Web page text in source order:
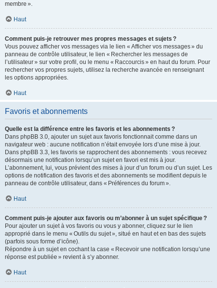
membre ».
Haut
Comment puis-je retrouver mes propres messages et sujets ?
Vous pouvez afficher vos messages via le lien « Afficher vos messages » du
panneau de contrôle utilisateur, le lien « Rechercher les messages de
l’utilisateur » sur votre profil, ou le menu « Raccourcis » en haut du forum. Pour
rechercher vos propres sujets, utilisez la recherche avancée en renseignant
les options appropriées.
Haut
Favoris et abonnements
Quelle est la différence entre les favoris et les abonnements ?
Dans phpBB 3.0, ajouter un sujet aux favoris fonctionnait comme dans un
navigateur web : aucune notification n’était envoyée lors d’une mise à jour.
Dans phpBB 3.3, les favoris se rapprochent des abonnements : vous recevez
désormais une notification lorsqu’un sujet en favori est mis à jour.
L’abonnement, lui, vous prévient des mises à jour d’un forum ou d’un sujet. Les
options de notification des favoris et des abonnements se modifient depuis le
panneau de contrôle utilisateur, dans « Préférences du forum ».
Haut
Comment puis-je ajouter aux favoris ou m’abonner à un sujet spécifique ?
Pour ajouter un sujet à vos favoris ou vous y abonner, cliquez sur le lien
approprié dans le menu « Outils du sujet », situé en haut et en bas des sujets
(parfois sous forme d’icône).
Répondre à un sujet en cochant la case « Recevoir une notification lorsqu’une
réponse est publiée » revient à s’y abonner.
Haut